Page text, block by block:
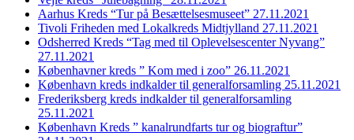
Aarhus Kreds “Tur på Besættelsesmuseet” 27.11.2021
Tivoli Friheden med Lokalkreds Midtjylland 27.11.2021
Odsherred Kreds “Tag med til Oplevelsescenter Nyvang”
27.11.2021
Københavner kreds ” Kom med i zoo” 26.11.2021
København kreds indkalder til generalforsamling 25.11.2021
Frederiksberg kreds indkalder til generalforsamling
25.11.2021
København Kreds ” kanalrundfarts tur og biograftur”